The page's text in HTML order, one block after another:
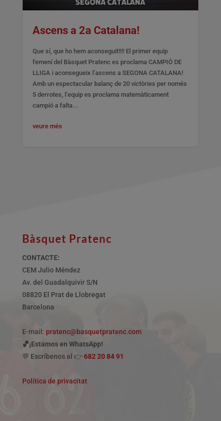
Ascens a 2a Catalana!
Que sí, que ho hem aconseguit!!!! El primer equip
femení del Bàsquet Pratenc es proclama CAMPIÓ DE
LLIGA i aconsegueix l’ascens a SEGONA CATALANA!
Amb un espectacular balanç de 20 victòries per només
5 derrotes, l’equip es proclama matemàticament
campió a falta...
veure més
Bàsquet Pratenc
CONTACTE:
CEM Julio Méndez
Av. del Guadalquivir S/N
08820 El Prat de Llobregat
Barcelona
E-mail: pratenc@basquetpratenc.com
🏀¡Estamos en WhatsApp!
💬 Escríbenos al 👉682 20 84 91
Política de privacitat